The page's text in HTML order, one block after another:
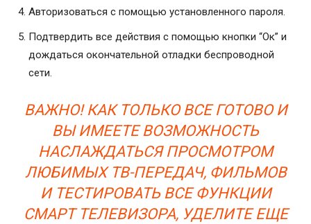
Авторизоваться с помощью установленного пароля.
Подтвердить все действия с помощью кнопки “Ок” и
дождаться окончательной отладки беспроводной
сети.
ВАЖНО! КАК ТОЛЬКО ВСЕ ГОТОВО И
ВЫ ИМЕЕТЕ ВОЗМОЖНОСТЬ
НАСЛАЖДАТЬСЯ ПРОСМОТРОМ
ЛЮБИМЫХ ТВ-ПЕРЕДАЧ, ФИЛЬМОВ
И ТЕСТИРОВАТЬ ВСЕ ФУНКЦИИ
СМАРТ ТЕЛЕВИЗОРА, УДЕЛИТЕ ЕЩЕ